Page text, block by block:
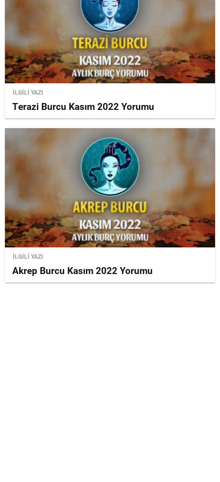
İLGİLİ YAZI
Terazi Burcu Kasım 2022 Yorumu
İLGİLİ YAZI
Akrep Burcu Kasım 2022 Yorumu